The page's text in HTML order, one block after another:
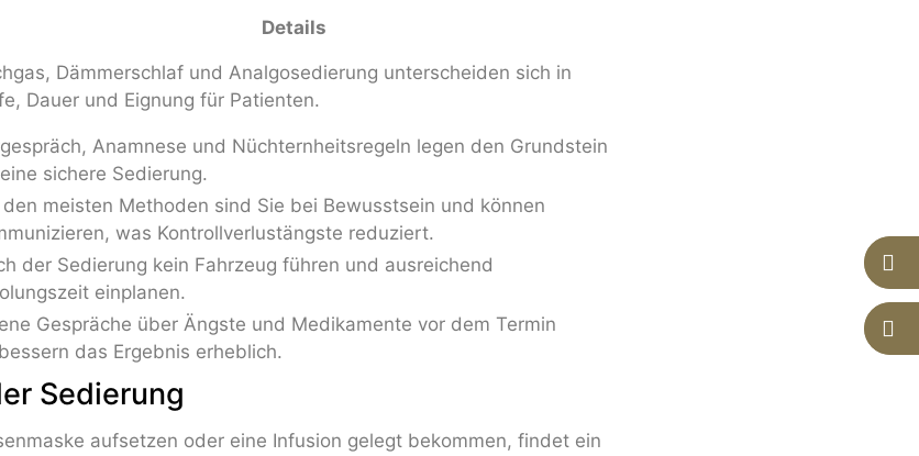
Details
Dämmerschlaf und Analgosedierung unterscheiden sich in
Dauer und Eignung für Patienten.
Anamnese und Nüchternheitsregeln legen den Grundstein
sichere Sedierung.
den meisten Methoden sind Sie bei Bewusstsein und können
was Kontrollverlustängste reduziert.
der Sedierung kein Fahrzeug führen und ausreichend
einplanen.
Gespräche über Ängste und Medikamente vor dem Termin
das Ergebnis erheblich.
Sedierung
aufsetzen oder eine Infusion gelegt bekommen, findet ein